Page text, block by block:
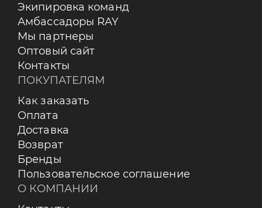
Экипировка команд
Амбассадоры RAY
Мы партнеры
Оптовый сайт
Контакты
ПОКУПАТЕЛЯМ
Как заказать
Оплата
Доставка
Возврат
Бренды
Пользовательское соглашение
О КОМПАНИИ